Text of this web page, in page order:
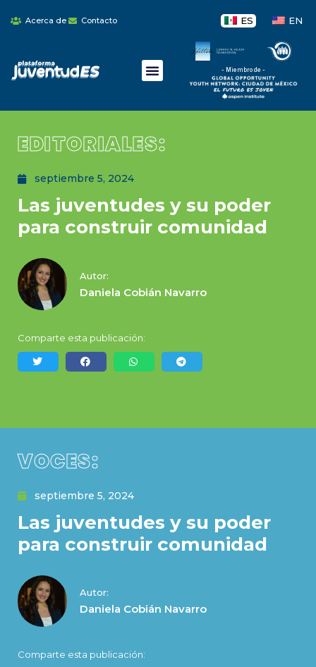
Acerca de Contacto ES EN
- Miembro de -
EDITORIALES:
septiembre 5, 2024
Las juventudes y su poder
para construir comunidad
Autor:
Daniela Cobián Navarro
Comparte esta publicación:
VOCES:
septiembre 5, 2024
Las juventudes y su poder
para construir comunidad
Autor:
Daniela Cobián Navarro
Comparte esta publicación: